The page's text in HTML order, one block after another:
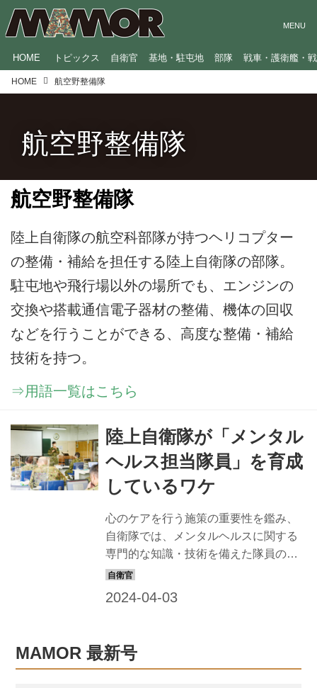
HOME トピックス 自衛官 基地・駐屯地 部隊 戦車・護衛艦・
HOME 航空野整備隊
航空野整備隊
航空野整備隊
陸上自衛隊の航空科部隊が持つヘリコプター
の整備・補給を担任する陸上自衛隊の部隊。
駐屯地や飛行場以外の場所でも、エンジンの
交換や搭載通信電子器材の整備、機体の回収
などを行うことができる、高度な整備・補給
技術を持つ。
⇒用語一覧はこちら
陸上自衛隊が「メンタル
ヘルス担当隊員」を育成
しているワケ
心のケアを行う施策の重要性を鑑み、
自衛隊では、メンタルヘルスに関する
専門的な知識・技術を備えた隊員の育
成を自ら広く行っている。その教育内
理課程教育の現場を取材した。 状況を
熟知し、対応可能な心理担当者を育て
MAMOR 最新号